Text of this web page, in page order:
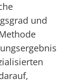
und